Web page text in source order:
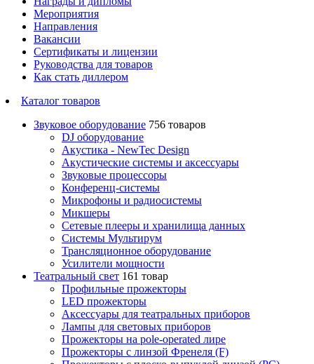
Мероприятия
Направления
Вакансии
Сертификаты и лицензии
Руководства для товаров
Как стать диллером
Каталог товаров
Звуковое оборудование 756 товаров
DJ оборудование
Акустика - NewTec Design
Акустические системы и аксессуары
Звуковые процессоры
Конференц-системы
Микрофоны и радиосистемы
Микшеры
Сетевые плееры и хранилища данных
Системы Мультирум
Трансляционное оборудование
Усилители мощности
Театральный свет 161 товар
Профильные прожекторы
LED прожекторы
Аксессуары для театральных приборов
Лампы для световых приборов
Прожекторы на pole-operated лире
Прожекторы с линзой Френеля (F)